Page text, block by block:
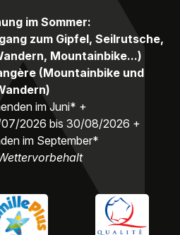
im Sommer:
zum Gipfel, Seilrutsche,
Mountainbike...)
(Mountainbike und
im Juni* +
2026 bis 30/08/2026 +
im September*